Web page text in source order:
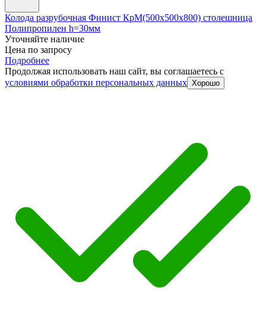
Колода разрубочная Финист КрМ(500х500х800) столешница
Полипропилен h=30мм
Уточняйте наличие
Цена по запросу
Подробнее
Продолжая использовать наш сайт, вы соглашаетесь c
условиями обработки персональных данных Хорошо